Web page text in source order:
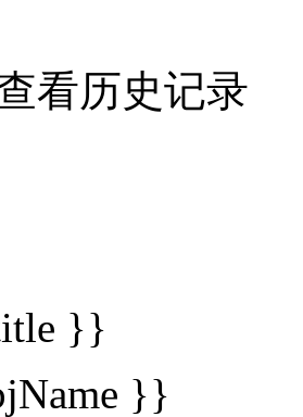
看历史记录
}}
}}